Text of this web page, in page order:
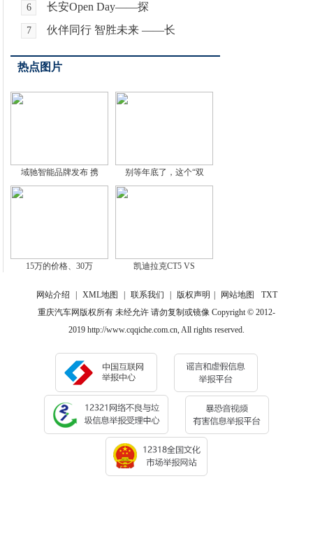
6 长安Open Day——探
7 伙伴同行 智胜未来 ——长
热点图片
域驰智能品牌发布 携 别等年底了，这个“双
15万的价格、30万 凯迪拉克CT5 VS
网站介绍 XML地图 联系我们 版权声明 网站地图
TXT
重庆汽车网版权所有 未经允许 请勿复制或镜像 Copyright © 2012-
2019 http://www.cqqiche.com.cn, All rights reserved.